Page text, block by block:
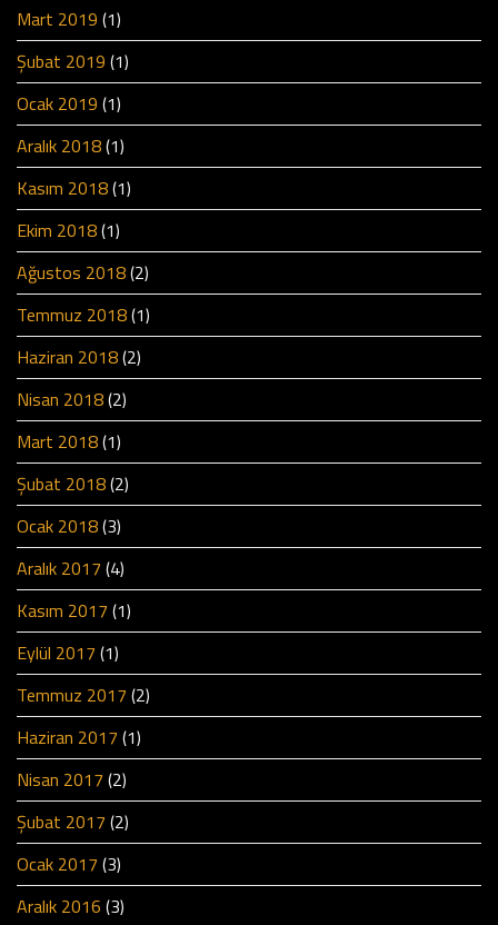
Mart 2019 (1)
Şubat 2019 (1)
Ocak 2019 (1)
Aralık 2018(1)
Kasım 2018(1)
Ekim 2018(1)
Ağustos 2018(2)
Temmuz 2018(1)
Haziran 2018(2)
Nisan 2018(2)
Mart 2018(1)
Şubat 2018(2)
Ocak 2018(3)
Aralık 2017 (4)
Kasım 2017 (1)
Eylül 2017 (1)
Temmuz 2017 (2)
Haziran 2017 (1)
Nisan 2017 (2)
Şubat 2017 (2)
Ocak 2017 (3)
Aralık 2016 (3)